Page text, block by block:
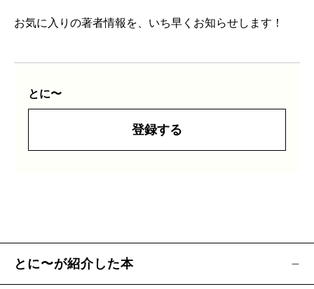
お気に入りの著者情報を、いち早くお知らせします！
とに〜
登録する
とに〜が紹介した本